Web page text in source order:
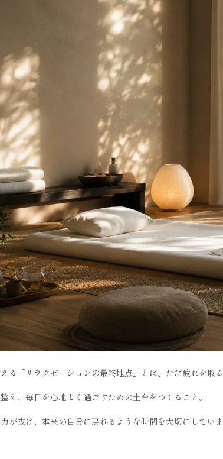
る「リラクゼーションの最終地点」とは、ただ疲れを取
え、毎日を心地よく過ごすための土台をつくること。
が抜け、本来の自分に戻れるような時間を大切にしていま